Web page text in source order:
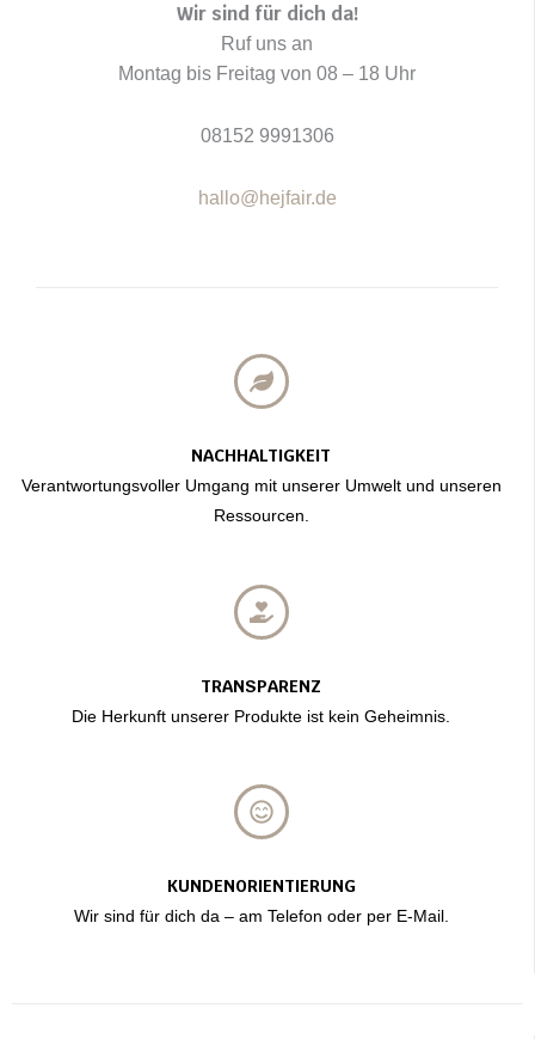
NACHHALTIGKEIT
Verantwortungsvoller Umgang mit unserer Umwelt und unseren
Ressourcen.
TRANSPARENZ
Die Herkunft unserer Produkte ist kein Geheimnis.
KUNDENORIENTIERUNG
Wir sind für dich da – am Telefon oder per E-Mail.
Wir sind für dich da!
Ruf uns an
Montag bis Freitag von 08 – 18 Uhr
08152 9991306
hallo@hejfair.de